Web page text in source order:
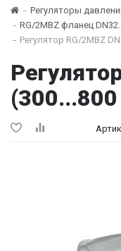
Регуляторы
RG/2MBZ фланец
Регулятор RG/2MBZ
Регулятор RG/2MBZ DN40